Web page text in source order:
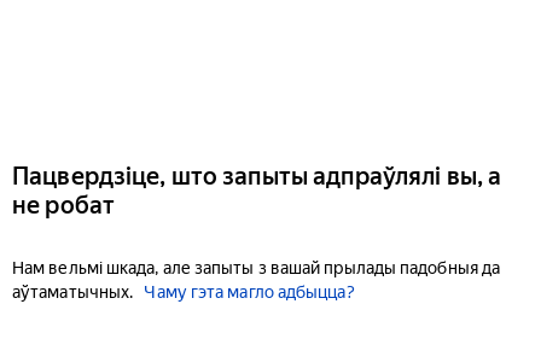
Пацвердзіце, што запыты адпраўлялі вы, а
не робат
Нам вельмі шкада, але запыты з вашай прылады падобныя да
аўтаматычных.
Чаму гэта магло адбыцца?